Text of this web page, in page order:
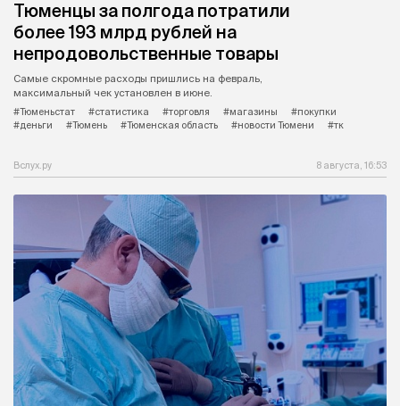
Тюменцы за полгода потратили
более 193 млрд рублей на
непродовольственные товары
Самые скромные расходы пришлись на февраль,
максимальный чек установлен в июне.
#Тюменьстат
#статистика #торговля #магазины
#покупки
#деньги
#Тюмень #Тюменская область #новости Тюмени #тк
Вслух.ру 8 августа, 16:53